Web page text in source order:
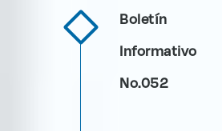
Boletín
Informativo
No.052